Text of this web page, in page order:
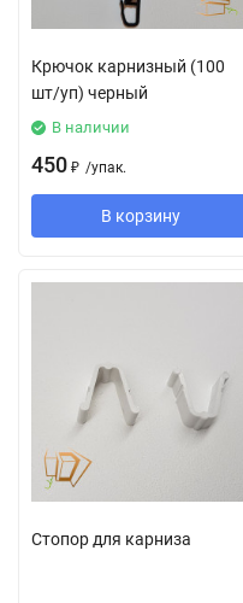
Крючок карнизный (100
шт/уп) черный
В наличии
450 ₽ /упак.
В корзину
Стопор для карниза